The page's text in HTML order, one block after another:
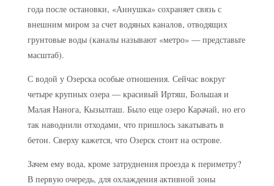
года после остановки, «Аннушка» сохраняет связь с
внешним миром за счет водяных каналов, отводящих
грунтовые воды (каналы называют «метро» — представьте
масштаб).
С водой у Озерска особые отношения. Сейчас вокруг
четыре крупных озера — красивый Иртяш, Большая и
Малая Нанога, Кызылташ. Было еще озеро Карачай, но его
так наводнили отходами, что пришлось закатывать в
бетон. Сверху кажется, что Озерск стоит на острове.
Зачем ему вода, кроме затруднения проезда к периметру?
В первую очередь, для охлаждения активной зоны